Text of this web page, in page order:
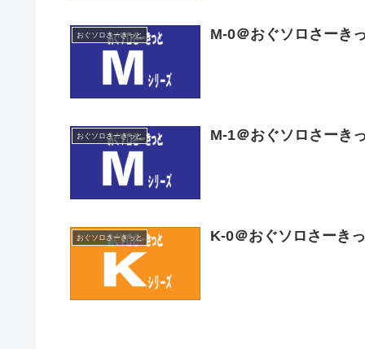
おぐソロさーきっと M-0＠おぐソロさーき
おぐソロさーきっと M-1＠おぐソロさーき
おぐソロさーきっと K-0＠おぐソロさーき